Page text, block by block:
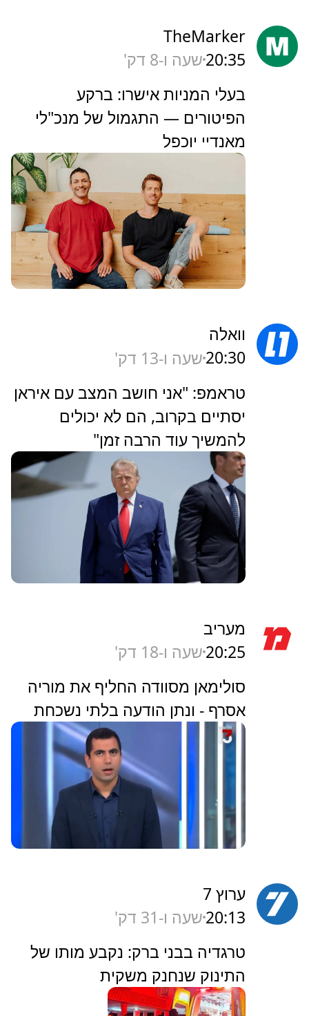
TheMarker
20:35שעה ו-8 דק'
‏בעלי המניות אישרו: ברקע
הפיטורים — התגמול של מנכ"לי
מאנדיי יוכפל
וואלה
20:30שעה ו-13 דק'
טראמפ: "אני חושב המצב עם איראן
יסתיים בקרוב, הם לא יכולים
להמשיך עוד הרבה זמן"
מעריב
20:25שעה ו-18 דק'
סולימאן מסוודה החליף את מוריה
אסרף - ונתן הודעה בלתי נשכחת
ערוץ 7
20:13שעה ו-31 דק'
‏טרגדיה בבני ברק: נקבע מותו של
התינוק שנחנק משקית